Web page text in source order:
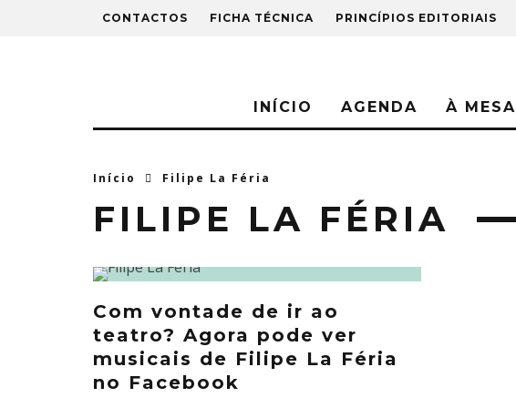
CONTACTOS FICHA TÉCNICA PRINCÍPIOS EDITORIAIS
INÍCIO AGENDA À MESA
Início Filipe La Féria
FILIPE LA FÉRIA
Com vontade de ir ao
teatro? Agora pode ver
musicais de Filipe La Féria
no Facebook